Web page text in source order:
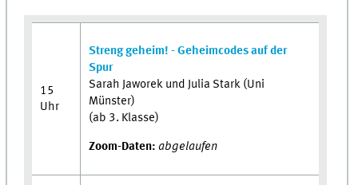
15
Uhr
Streng geheim! - Geheimcodes auf der
Spur
Sarah Jaworek und Julia Stark (Uni
Münster)
(ab 3. Klasse)
Zoom-Daten: abgelaufen